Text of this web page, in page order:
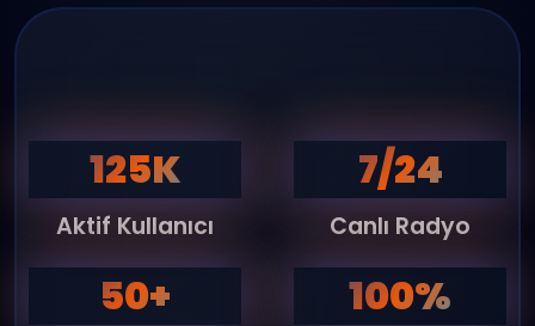
125K
Aktif Kullanıcı
7/24
Canlı Radyo
50+ 100%